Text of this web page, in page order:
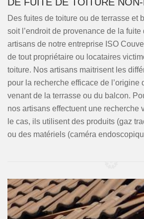
Des fuites de toiture ou de terrasse et
soit l’endroit de provenance de la fuite
artisans de notre entreprise ISO
de tout propriétaire ou locataires
toiture. Nos artisans maitrisent les
pour la recherche efficace de l’origine
venant de la terrasse ou du balcon.
nos artisans effectuent une recherche
le cas, ils utilisent des produits (gaz
ou des matériels (caméra